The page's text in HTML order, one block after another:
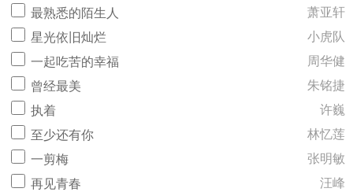
最熟悉的陌生人
萧亚轩
星光依旧灿烂
小虎队
一起吃苦的幸福
周华健
曾经最美
朱铭捷
执着
许巍
至少还有你
林忆莲
一剪梅
张明敏
再见青春
汪峰